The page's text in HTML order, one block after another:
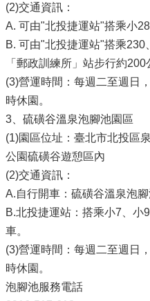
(2)交通資訊：
A. 可由"北投捷運站"搭乘小
B. 可由"北投捷運站"搭乘
「郵政訓練所」站步行約200
(3)營運時間：每週二至週日
時休園。
3、硫磺谷溫泉泡腳池園區
(1)園區位址：臺北市北投區
公園硫磺谷遊憩區內
(2)交通資訊：
A.自行開車：硫磺谷溫泉泡
B.北投捷運站：搭乘小7、小
車。
(3)營運時間：每週二至週日
時休園。
泡腳池服務電話